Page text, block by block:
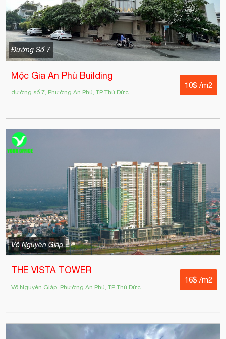
Đường Số 7
Mộc Gia An Phú Building
đường số 7, Phường An Phú, TP Thủ Đức
10$ /m2
Võ Nguyên Giáp
THE VISTA TOWER
Võ Nguyên Giáp, Phường An Phú, TP Thủ Đức
16$ /m2